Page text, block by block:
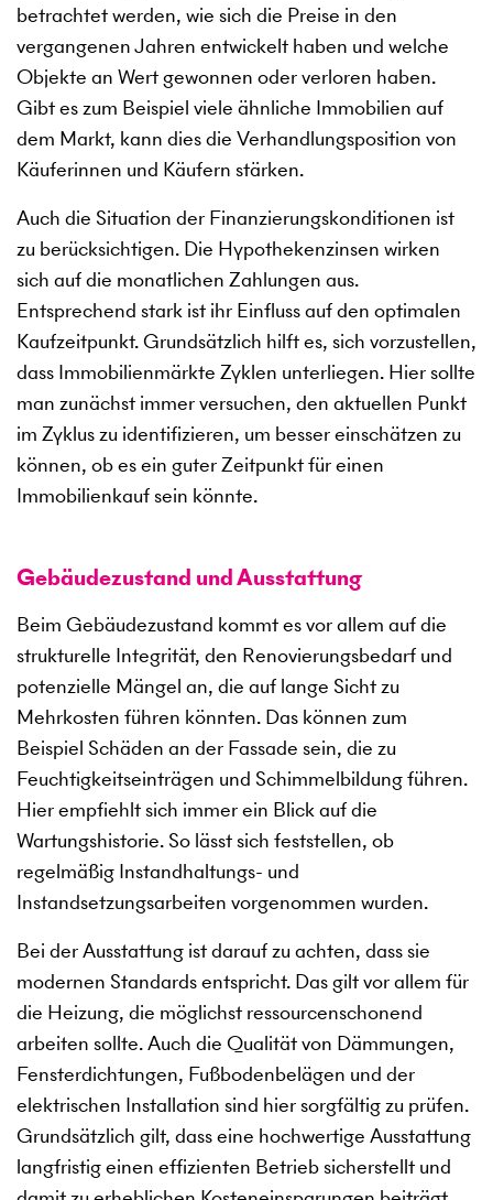
betrachtet werden, wie sich die Preise in den
vergangenen Jahren entwickelt haben und welche
Objekte an Wert gewonnen oder verloren haben.
Gibt es zum Beispiel viele ähnliche Immobilien auf
dem Markt, kann dies die Verhandlungsposition von
Käuferinnen und Käufern stärken.
Auch die Situation der Finanzierungskonditionen ist
zu berücksichtigen. Die Hypothekenzinsen wirken
sich auf die monatlichen Zahlungen aus.
Entsprechend stark ist ihr Einfluss auf den optimalen
Kaufzeitpunkt. Grundsätzlich hilft es, sich vorzustellen,
dass Immobilienmärkte Zyklen unterliegen. Hier sollte
man zunächst immer versuchen, den aktuellen Punkt
im Zyklus zu identifizieren, um besser einschätzen zu
können, ob es ein guter Zeitpunkt für einen
Immobilienkauf sein könnte.
Gebäudezustand und Ausstattung
Beim Gebäudezustand kommt es vor allem auf die
strukturelle Integrität, den Renovierungsbedarf und
potenzielle Mängel an, die auf lange Sicht zu
Mehrkosten führen könnten. Das können zum
Beispiel Schäden an der Fassade sein, die zu
Feuchtigkeitseinträgen und Schimmelbildung führen.
Hier empfiehlt sich immer ein Blick auf die
Wartungshistorie. So lässt sich feststellen, ob
regelmäßig Instandhaltungs- und
Instandsetzungsarbeiten vorgenommen wurden.
Bei der Ausstattung ist darauf zu achten, dass sie
modernen Standards entspricht. Das gilt vor allem für
die Heizung, die möglichst ressourcenschonend
arbeiten sollte. Auch die Qualität von Dämmungen,
Fensterdichtungen, Fußbodenbelägen und der
elektrischen Installation sind hier sorgfältig zu prüfen.
Grundsätzlich gilt, dass eine hochwertige Ausstattung
langfristig einen effizienten Betrieb sicherstellt und